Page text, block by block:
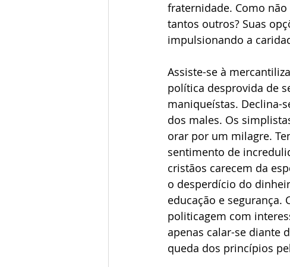
fraternidade. Como
tantos outros? Suas
impulsionando a
Assiste-se à
política desprovida de
maniqueístas. Declina-
dos males. Os
orar por um milagre.
sentimento de
cristãos carecem da
o desperdício do
educação e segurança.
politicagem com
apenas calar-se diante
queda dos princípios